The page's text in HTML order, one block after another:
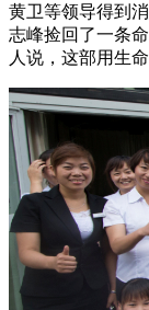
黄卫等领导得到
志峰捡回了一条
人说，这部用生